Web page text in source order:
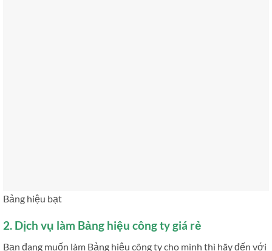
Bảng hiệu bạt
2. Dịch vụ làm Bảng hiệu công ty giá rẻ
Bạn đang muốn làm Bảng hiệu công ty cho mình thì hãy đến với